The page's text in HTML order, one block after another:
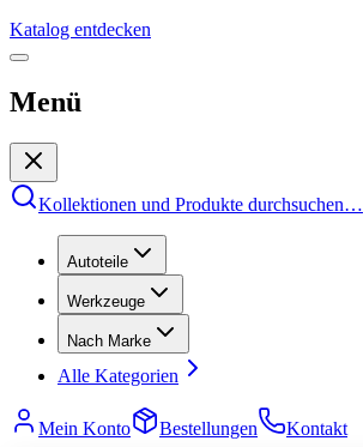
Katalog entdecken
Menü
Kollektionen und Produkte durchsuchen…
Autoteile
Werkzeuge
Nach Marke
Alle Kategorien
Mein Konto Bestellungen Kontakt